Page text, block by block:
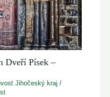
Dveří Písek –
Jihočeský kraj /